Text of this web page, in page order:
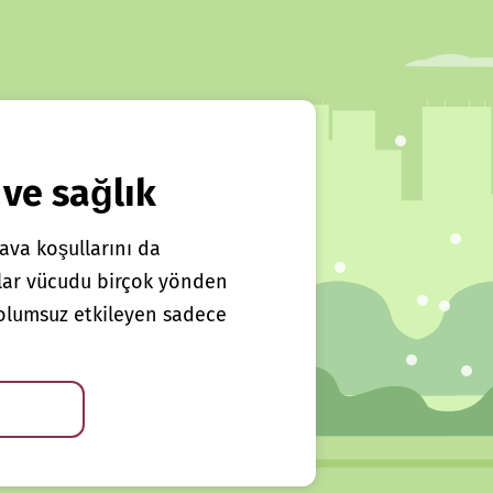
sağlık
koşullarını da
vücudu birçok yönden
etkileyen sadece